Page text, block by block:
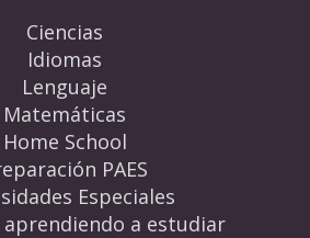
Ciencias
Idiomas
Lenguaje
Matemáticas
Home School
PAES
Especiales
a estudiar